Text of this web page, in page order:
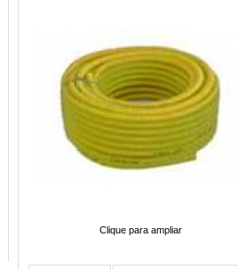
Clique para ampliar